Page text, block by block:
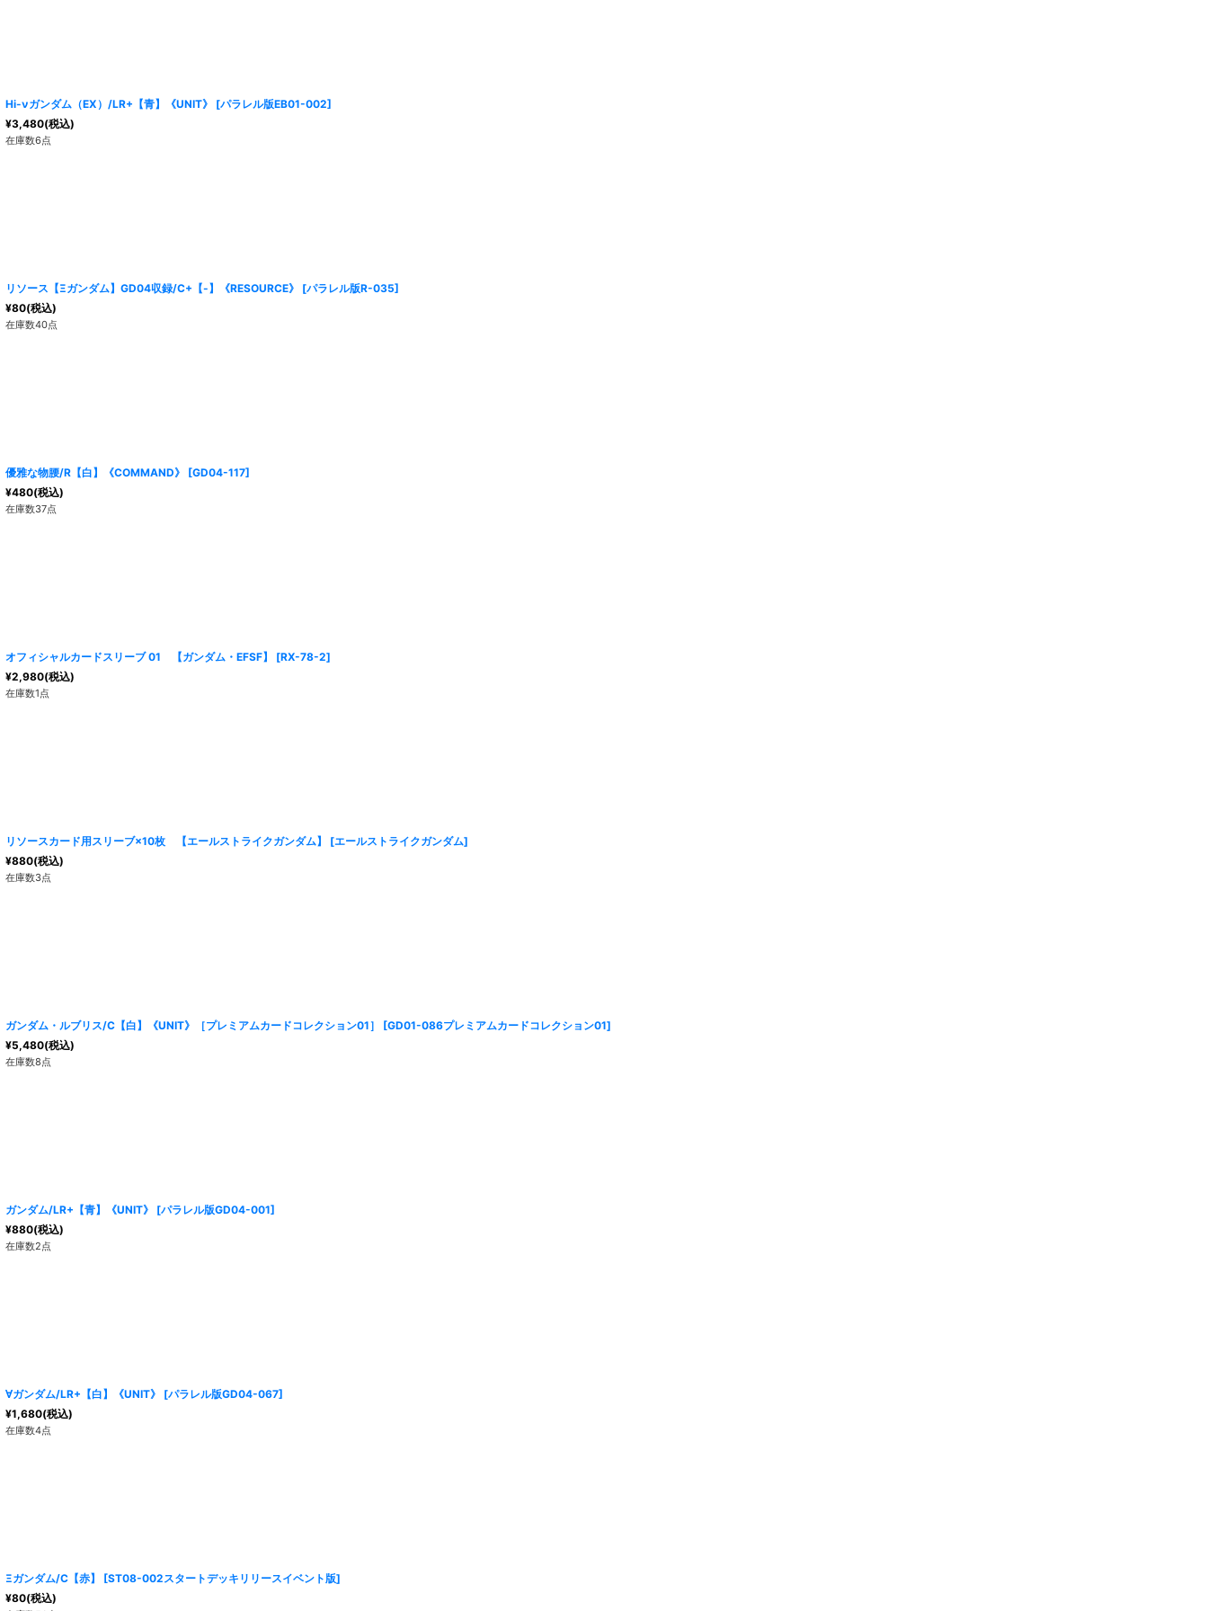
Hi-νガンダム（EX）/LR+【青】《UNIT》 [パラレル版EB01-002]
¥3,480(税込)
在庫数6点
リソース【Ξガンダム】GD04収録/C+【-】《RESOURCE》 [パラレル版R-035]
¥80(税込)
在庫数40点
優雅な物腰/R【白】《COMMAND》 [GD04-117]
¥480(税込)
在庫数37点
オフィシャルカードスリーブ 01 【ガンダム・EFSF】 [RX-78-2]
¥2,980(税込)
在庫数1点
リソースカード用スリーブ×10枚 【エールストライクガンダム】 [エールストライクガンダム]
¥880(税込)
在庫数3点
ガンダム・ルブリス/C【白】《UNIT》［プレミアムカードコレクション01］ [GD01-086プレミアムカードコレクション01]
¥5,480(税込)
在庫数8点
ガンダム/LR+【青】《UNIT》 [パラレル版GD04-001]
¥880(税込)
在庫数2点
∀ガンダム/LR+【白】《UNIT》 [パラレル版GD04-067]
¥1,680(税込)
在庫数4点
Ξガンダム/C【赤】 [ST08-002スタートデッキリリースイベント版]
¥80(税込)